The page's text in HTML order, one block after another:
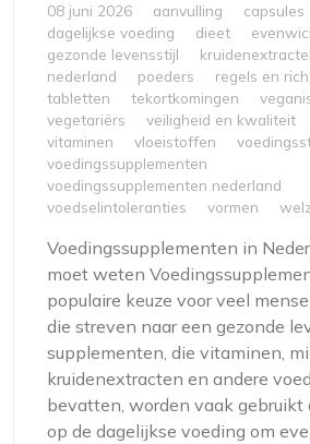
08 juni 2026 aanvulling
capsules
dagelijkse voeding
dieet
gezonde levensstijl
nederland
poeders
regels en
tabletten
tekortkomingen
vegetariërs
veiligheid en kwaliteit
vitaminen
vloeistoffen
voedingssupplementen
voedingssupplementen nederland
voedselintoleranties
vormen
Voedingssupplementen in
moet weten
populaire keuze voor veel
die streven naar een gezonde
supplementen, die vitaminen,
kruidenextracten en andere
bevatten, worden vaak gebruikt
op de dagelijkse voeding om